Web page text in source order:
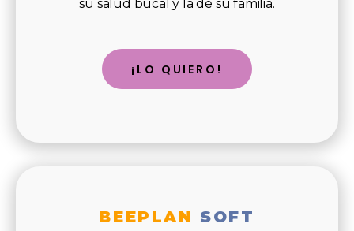
su salud bucal y la de su familia.
¡LO QUIERO!
BEEPLAN SOFT